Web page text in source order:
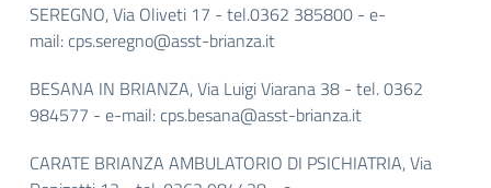
SEREGNO, Via Oliveti 17 - tel.0362 385800 - e-
mail: cps.seregno@asst-brianza.it
BESANA IN BRIANZA, Via Luigi Viarana 38 - tel. 0362
984577 - e-mail: cps.besana@asst-brianza.it
CARATE BRIANZA AMBULATORIO DI PSICHIATRIA, Via